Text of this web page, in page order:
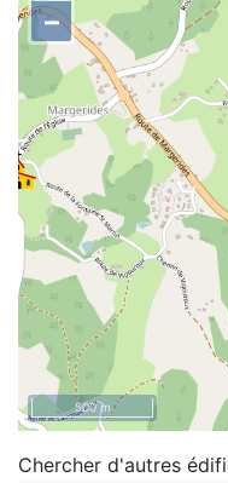
–
500 m
Chercher d'autres